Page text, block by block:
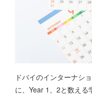
ドバイのインターナシ
に、Year 1、2と数え